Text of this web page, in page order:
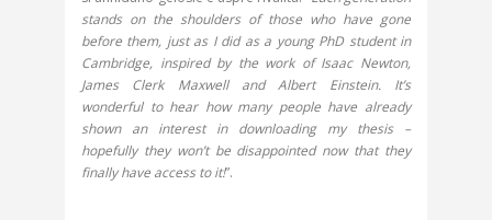
stands on the shoulders of those who have gone
before them, just as I did as a young PhD student in
Cambridge, inspired by the work of Isaac Newton,
James Clerk Maxwell and Albert Einstein. It’s
wonderful to hear how many people have already
shown an interest in downloading my thesis –
hopefully they won’t be disappointed now that they
finally have access to it!”.